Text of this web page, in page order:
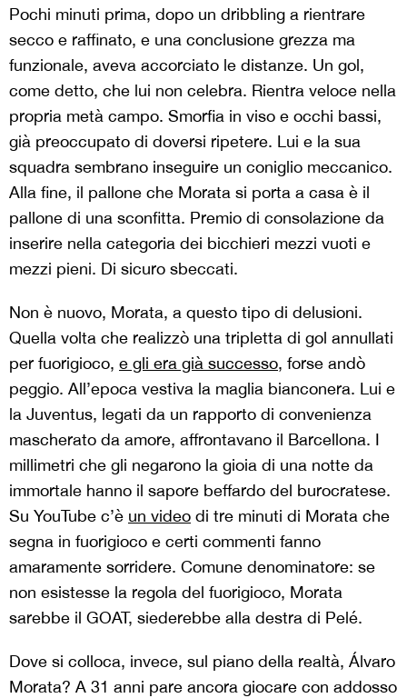
Pochi minuti prima, dopo un dribbling a rientrare
secco e raffinato, e una conclusione grezza ma
funzionale, aveva accorciato le distanze. Un gol,
come detto, che lui non celebra. Rientra veloce nella
propria metà campo. Smorfia in viso e occhi bassi,
già preoccupato di doversi ripetere. Lui e la sua
squadra sembrano inseguire un coniglio meccanico.
Alla fine, il pallone che Morata si porta a casa è il
pallone di una sconfitta. Premio di consolazione da
inserire nella categoria dei bicchieri mezzi vuoti e
mezzi pieni. Di sicuro sbeccati.
Non è nuovo, Morata, a questo tipo di delusioni.
Quella volta che realizzò una tripletta di gol annullati
per fuorigioco, e gli era già successo, forse andò
peggio. All’epoca vestiva la maglia bianconera. Lui e
la Juventus, legati da un rapporto di convenienza
mascherato da amore, affrontavano il Barcellona. I
millimetri che gli negarono la gioia di una notte da
immortale hanno il sapore beffardo del burocratese.
Su YouTube c’è un video di tre minuti di Morata che
segna in fuorigioco e certi commenti fanno
amaramente sorridere. Comune denominatore: se
non esistesse la regola del fuorigioco, Morata
sarebbe il GOAT, siederebbe alla destra di Pelé.
Dove si colloca, invece, sul piano della realtà, Álvaro
Morata? A 31 anni pare ancora giocare con addosso